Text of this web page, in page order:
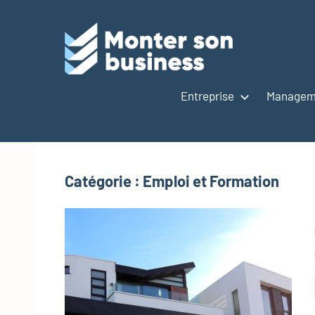
Entreprise
Catégorie : Emploi et Formation